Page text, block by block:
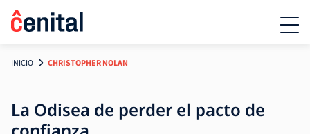
INICIO CHRISTOPHER NOLAN
La Odisea de perder el pacto de